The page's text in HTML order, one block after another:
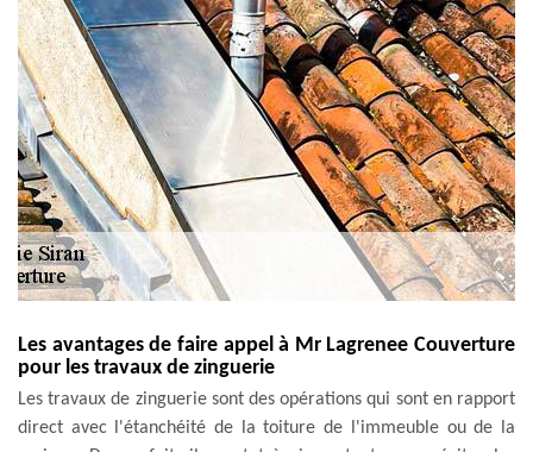
Les avantages de faire appel à Mr Lagrenee Couverture
pour les travaux de zinguerie
Les travaux de zinguerie sont des opérations qui sont en rapport
direct avec l'étanchéité de la toiture de l'immeuble ou de la